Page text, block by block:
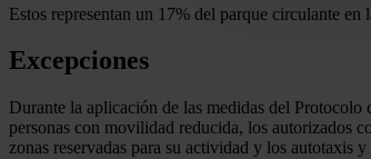
redes
Estos representan un 17% del parque circulante
Excepciones
Durante la aplicación de las medidas del
personas con movilidad reducida, los autorizados
zonas reservadas para su actividad y los autotaxis